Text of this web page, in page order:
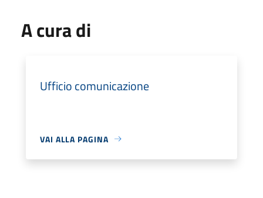
A cura di
Ufficio comunicazione
VAI ALLA PAGINA